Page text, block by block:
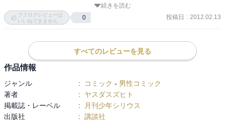
次巻が楽しみです。
続きを読む
ブクログレビューは
いいねできません
0 投稿日 : 2012.02.13
すべてのレビューを見る
作品情報
ジャンル : コミック - 男性コミック
著者
:
ヤスダスズヒト
掲載誌・レーベル
:
月刊少年シリウス
出版社
: 講談社